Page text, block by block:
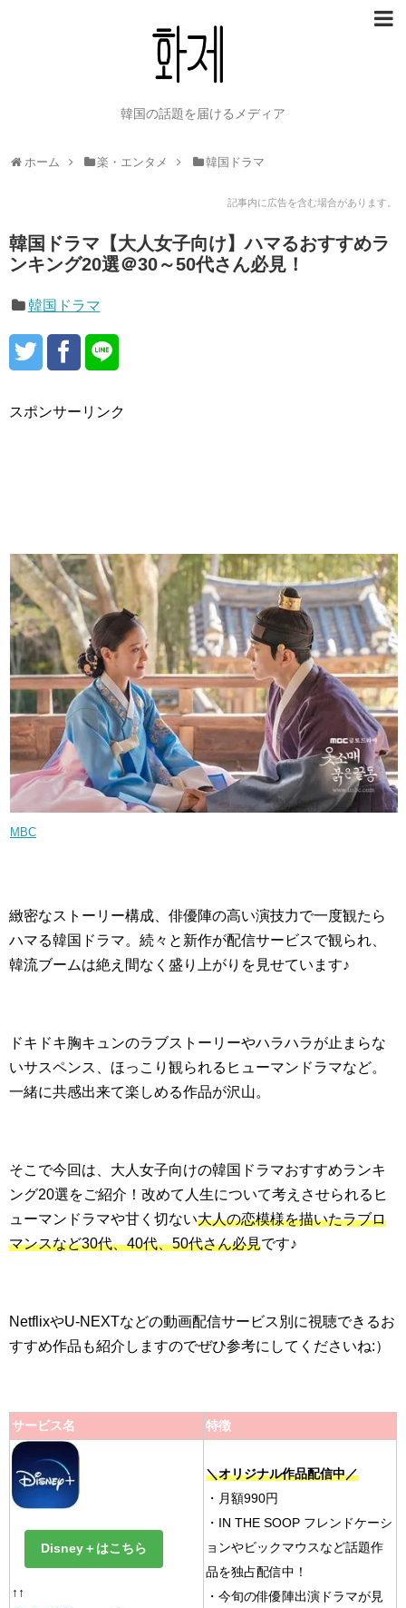
韓国の話題を届けるメディア
ホーム 楽・エンタメ 韓国ドラマ
記事内に広告を含む場合があります。
韓国ドラマ【大人女子向け】ハマるおすすめラ
ンキング20選＠30～50代さん必見！
韓国ドラマ
スポンサーリンク
MBC
緻密なストーリー構成、俳優陣の高い演技力で一度観たら
ハマる韓国ドラマ。続々と新作が配信サービスで観られ、
韓流ブームは絶え間なく盛り上がりを見せています♪
ドキドキ胸キュンのラブストーリーやハラハラが止まらな
いサスペンス、ほっこり観られるヒューマンドラマなど。
一緒に共感出来て楽しめる作品が沢山。
そこで今回は、大人女子向けの韓国ドラマおすすめランキ
ング20選をご紹介！改めて人生について考えさせられるヒ
ューマンドラマや甘く切ない大人の恋模様を描いたラブロ
マンスなど30代、40代、50代さん必見です♪
NetflixやU-NEXTなどの動画配信サービス別に視聴できるお
すすめ作品も紹介しますのでぜひ参考にしてくださいね:）
サービス名 特徴
Disney＋はこちら
↑↑
＼オリジナル作品配信中／
・月額990円
・IN THE SOOP フレンドケーシ
ョンやビックマウスなど話題作
品を独占配信中！
・今旬の俳優陣出演ドラマが見